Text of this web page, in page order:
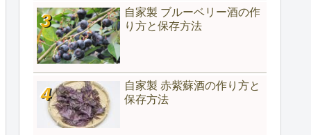
自家製 ブルーベリー酒の作
り方と保存方法
自家製 赤紫蘇酒の作り方と
保存方法